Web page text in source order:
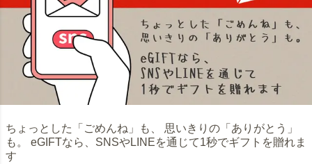
ちょっとした「ごめんね」も、 思いきりの「ありがとう」
も。 eGIFTなら、SNSやLINEを通じて1秒でギフトを贈れま
す